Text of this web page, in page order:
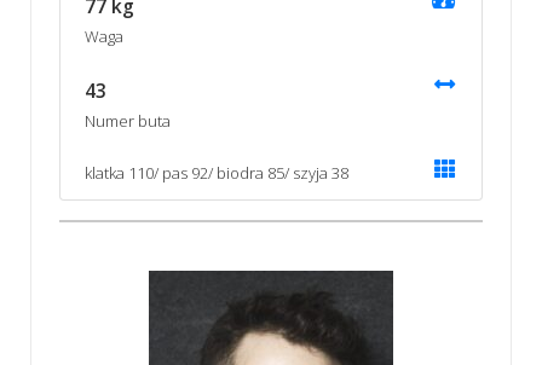
77 kg
Waga
43
Numer buta
klatka 110/ pas 92/ biodra 85/ szyja 38